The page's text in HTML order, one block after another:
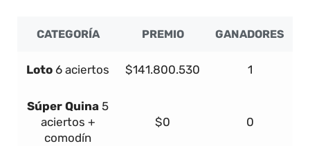
CATEGORÍA PREMIO GANADORES
Loto 6 aciertos $141.800.530 1
Súper Quina 5
aciertos +
comodín
$0 0